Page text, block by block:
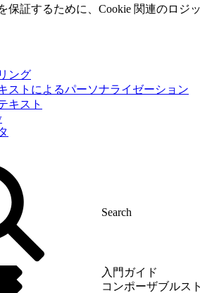
保証するために、Cookie 関連のロジ
ング
ストによるパーソナライゼーション
キスト
入門ガイド
コンポーザブルス